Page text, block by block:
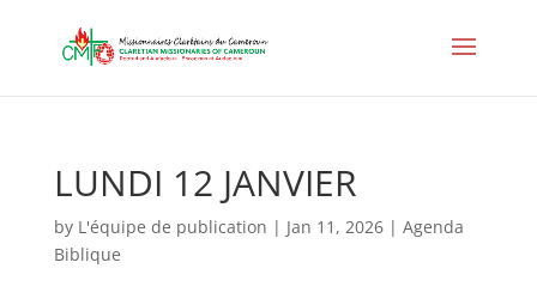
LUNDI 12 JANVIER
by L'équipe de publication | Jan 11, 2026| Agenda
Biblique